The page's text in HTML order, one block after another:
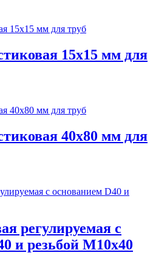
15х15 мм для
40х80 мм для
регулируемая с
и резьбой М10х40